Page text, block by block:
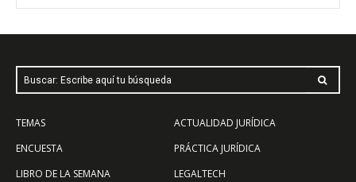
Buscar: Escribe aquí tu búsqueda
TEMAS
ENCUESTA
LIBRO DE LA SEMANA
ACTUALIDAD JURÍDICA
PRÁCTICA JURÍDICA
LEGALTECH